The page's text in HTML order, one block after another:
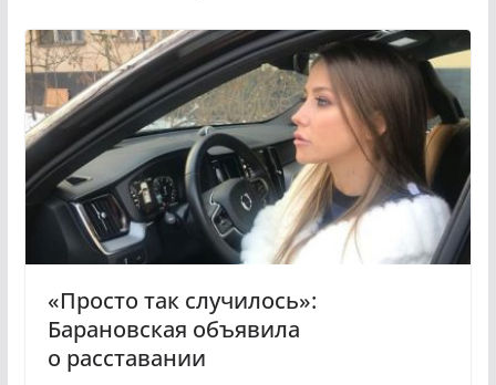
l
a
s
s
n
i
k
i
r
m
«Просто так случилось»:
Барановская объявила
о расставании